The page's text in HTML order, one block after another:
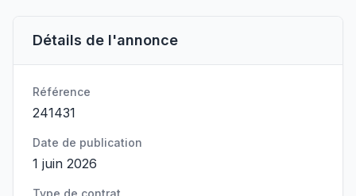
Détails de l'annonce
Référence
241431
Date de publication
1 juin 2026
Type de contrat